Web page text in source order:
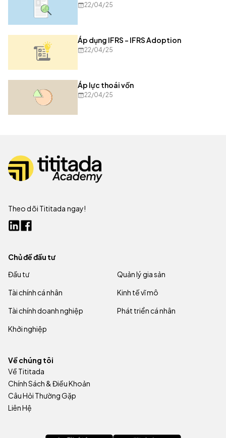
22/04/25
Áp dụng IFRS - IFRS Adoption
22/04/25
Áp lực thoái vốn
22/04/25
Theo dõi Tititada ngay!
Chủ đề đầu tư
Đầu tư
Quản lý gia sản
Tài chính cá nhân
Kinh tế vĩ mô
Tài chính doanh nghiệp
Phát triển cá nhân
Khởi nghiệp
Về chúng tôi
Về Tititada
Chính Sách & Điều Khoản
Câu Hỏi Thường Gặp
Liên Hệ